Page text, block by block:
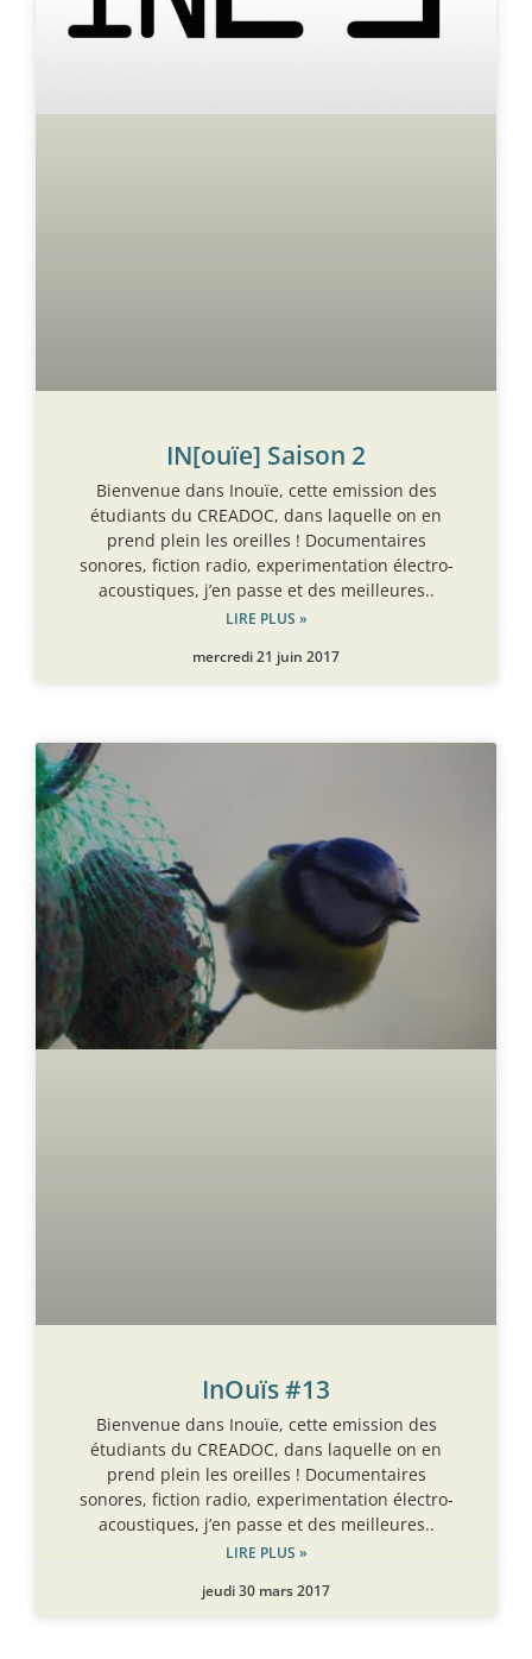
IN[ouïe] Saison 2
Bienvenue dans Inouïe, cette emission des
étudiants du CREADOC, dans laquelle on en
prend plein les oreilles ! Documentaires
sonores, fiction radio, experimentation électro-
acoustiques, j’en passe et des meilleures..
LIRE PLUS »
mercredi 21 juin 2017
InOuïs #13
Bienvenue dans Inouïe, cette emission des
étudiants du CREADOC, dans laquelle on en
prend plein les oreilles ! Documentaires
sonores, fiction radio, experimentation électro-
acoustiques, j’en passe et des meilleures..
LIRE PLUS »
jeudi 30 mars 2017